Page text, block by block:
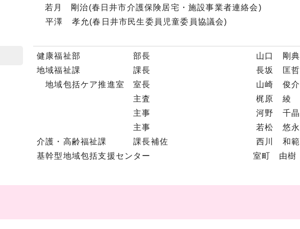
若月 剛治(春日井市介護保険居宅・施設事業者連絡会)
平澤 孝允(春日井市民生委員児童委員協議会)
健康福祉部 部長 山口 剛典
地域福祉課 課長 長坂 匡哲
地域包括ケア推進室 室長 山崎 俊介
主査 梶原 綾
主事 河野 千晶
主事 若松 悠永
介護・高齢福祉課 課長補佐 西川 和範
基幹型地域包括支援センター 室町 由樹